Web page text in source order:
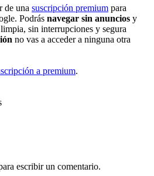
de una suscripción premium para
Podrás navegar sin anuncios y
sin interrupciones y segura
no vas a acceder a ninguna otra
a premium.
escribir un comentario.